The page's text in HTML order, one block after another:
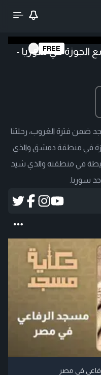
FREE
الجوزة في سوريا -
ضمن فترة الغروب، رحلتنا
في منطقة دمشق والذي
في منطقته والذي شيد
سوريا.
في مصر